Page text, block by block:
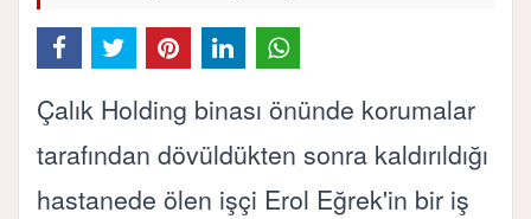
Çalık Holding binası önünde korumalar
tarafından dövüldükten sonra kaldırıldığı
hastanede ölen işçi Erol Eğrek'in bir iş